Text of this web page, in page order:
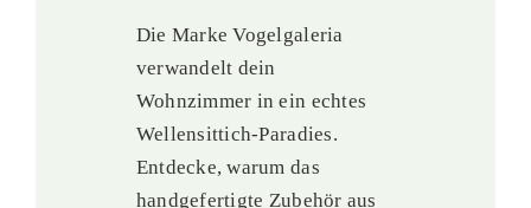
Die Marke Vogelgaleria
verwandelt dein
Wohnzimmer in ein echtes
Wellensittich-Paradies.
Entdecke, warum das
handgefertigte Zubehör aus